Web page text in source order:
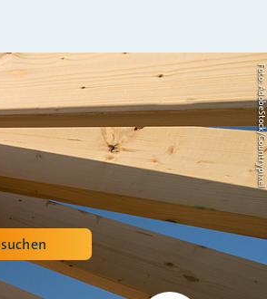
suchen
Foto: AdobeStock/Countrypixel